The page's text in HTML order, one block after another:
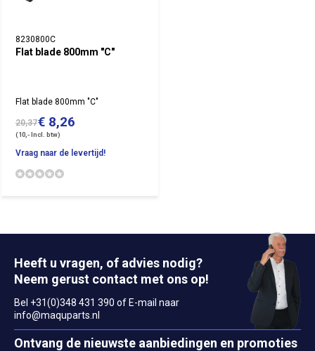
8230800C
Flat blade 800mm "C"
Flat blade 800mm "C"
20,37€ 8,26
(10,- Incl. btw)
Vraag naar de levertijd!
Heeft u vragen, of advies nodig?
Neem gerust contact met ons op!
Bel +31(0)348 431 390 of E-mail naar
info@maquparts.nl
Ontvang de nieuwste aanbiedingen en promoties